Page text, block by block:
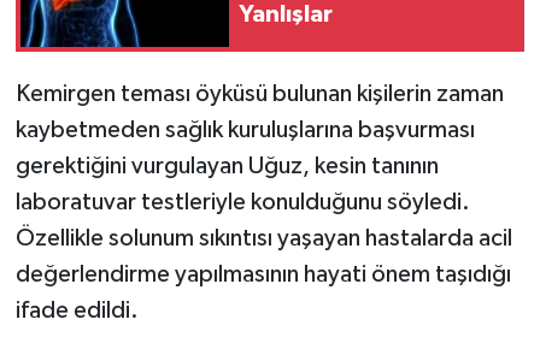
Yanlışlar
Kemirgen teması öyküsü bulunan kişilerin zaman
kaybetmeden sağlık kuruluşlarına başvurması
gerektiğini vurgulayan Uğuz, kesin tanının
laboratuvar testleriyle konulduğunu söyledi.
Özellikle solunum sıkıntısı yaşayan hastalarda acil
değerlendirme yapılmasının hayati önem taşıdığı
ifade edildi.